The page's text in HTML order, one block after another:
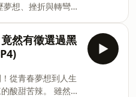
自媒體創作之路。
by SoundOn
然有徵選過黑
從青春夢想到人生
苦辣。 雖然沒